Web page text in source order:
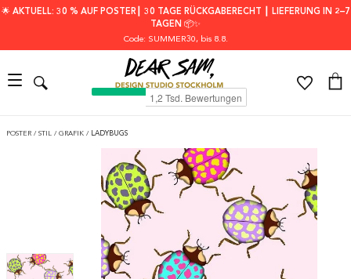
🌟 AKTUELL: 30 % AUF POSTER┃ 30 TAGE RÜCKGABERECHT ┃ LIEFERUNG IN 2–7
TAGEN 📦✨
Code: SUMMER30, bis 8.8.
POSTER / STIL / GRAFIK / LADYBUGS